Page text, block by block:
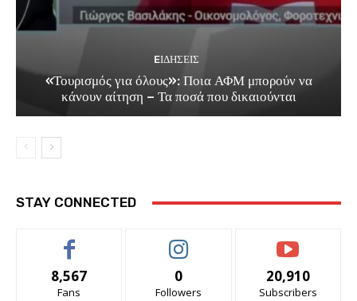
EΙΔΗΣΕΙΣ
«Τουρισμός για όλους»: Ποια ΑΦΜ μπορούν να
κάνουν αίτηση – Τα ποσά που δικαιούνται
STAY CONNECTED
8,567
Fans
0
Followers
20,910
Subscribers